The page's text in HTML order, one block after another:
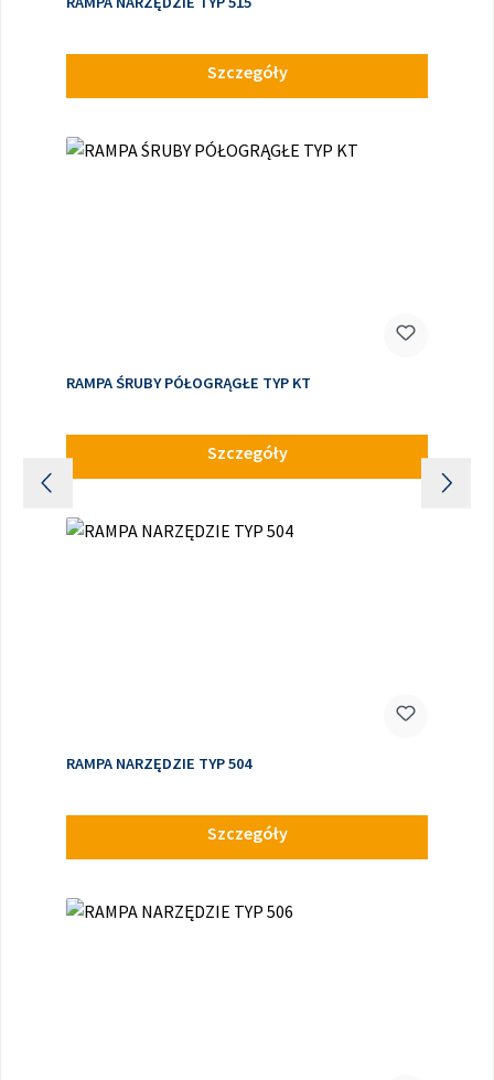
Szczegóły
RAMPA ŚRUBY PÓŁOGRĄGŁE TYP KT
Szczegóły
RAMPA NARZĘDZIE TYP 504
Szczegóły